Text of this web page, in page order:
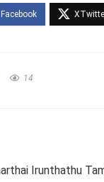
14
Irunthathu